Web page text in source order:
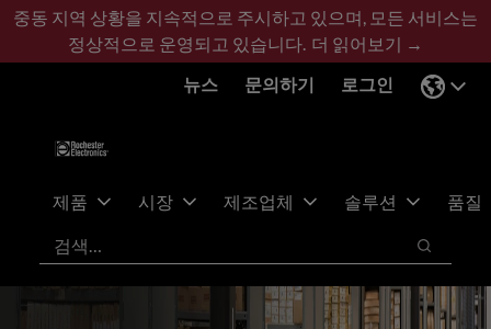
기
콘
바
글
중동 지역 상황을 지속적으로 주시하고 있으며, 모든 서비스는
정상적으로 운영되고 있습니다. 더 읽어보기 →
뉴스
문의하기 로그인
제품 시장 제조업체 솔루션
품질
검색
검색